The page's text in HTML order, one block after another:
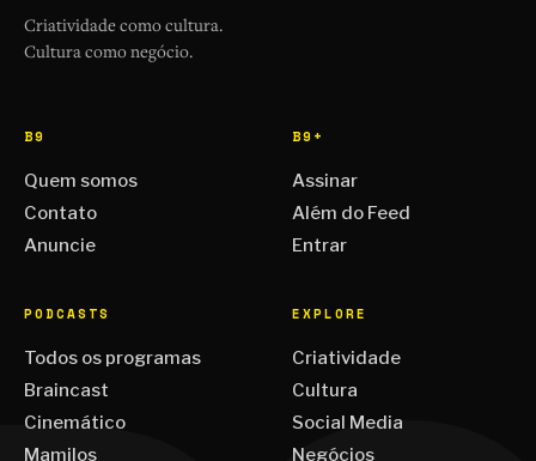
Criatividade como cultura.
Cultura como negócio.
B9
Quem somos
Contato
Anuncie
B9+
Assinar
Além do Feed
Entrar
PODCASTS
Todos os programas
Braincast
Cinemático
Mamilos
EXPLORE
Criatividade
Cultura
Social Media
Negócios